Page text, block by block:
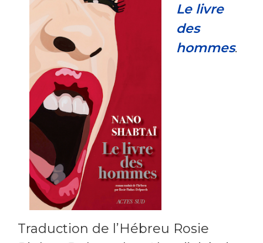
Le livre
des
hommes.
Traduction de l’Hébreu Rosie